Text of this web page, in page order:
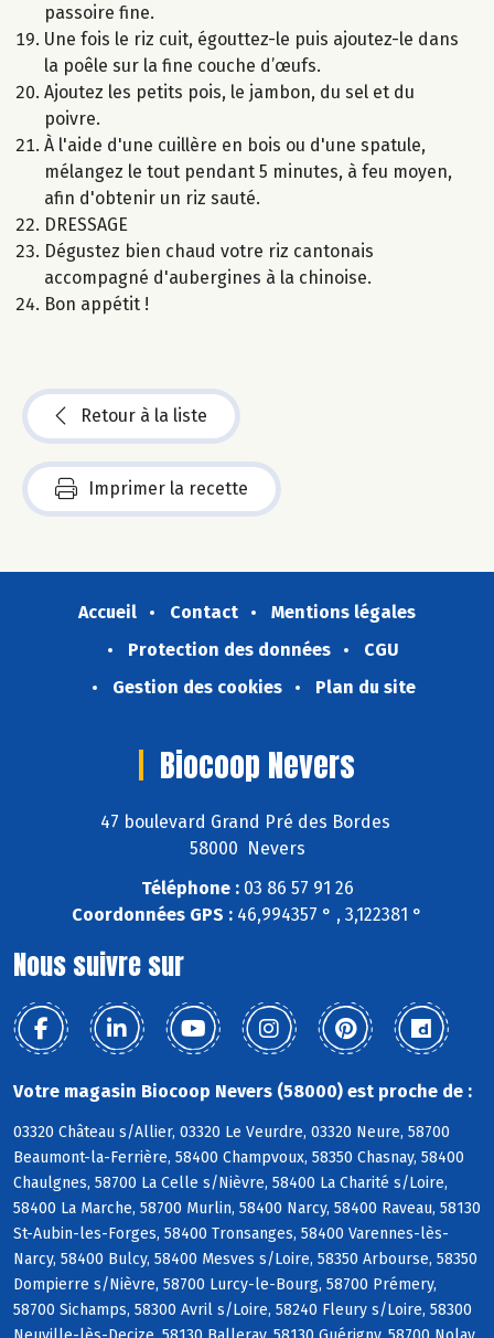
passoire fine.
Une fois le riz cuit, égouttez-le puis ajoutez-le dans
la poêle sur la fine couche d’œufs.
Ajoutez les petits pois, le jambon, du sel et du
poivre.
À l'aide d'une cuillère en bois ou d'une spatule,
mélangez le tout pendant 5 minutes, à feu moyen,
afin d'obtenir un riz sauté.
DRESSAGE
Dégustez bien chaud votre riz cantonais
accompagné d'aubergines à la chinoise.
Bon appétit !
Retour à la liste
Imprimer la recette
Accueil Contact
Mentions légales
Protection des données
CGU
Gestion des cookies
Plan du site
Biocoop Nevers
47 boulevard Grand Pré des Bordes
58000 Nevers
Téléphone :03 86 57 91 26
Coordonnées GPS : 46,994357 ° , 3,122381 °
Nous suivre sur
Votre magasin Biocoop Nevers (58000) est proche de :
03320 Château s/Allier, 03320 Le Veurdre, 03320 Neure, 58700
Beaumont-la-Ferrière, 58400 Champvoux, 58350 Chasnay, 58400
Chaulgnes, 58700 La Celle s/Nièvre, 58400 La Charité s/Loire,
58400 La Marche, 58700 Murlin, 58400 Narcy, 58400 Raveau, 58130
St-Aubin-les-Forges, 58400 Tronsanges, 58400 Varennes-lès-
Narcy, 58400 Bulcy, 58400 Mesves s/Loire, 58350 Arbourse, 58350
Dompierre s/Nièvre, 58700 Lurcy-le-Bourg, 58700 Prémery,
58700 Sichamps, 58300 Avril s/Loire, 58240 Fleury s/Loire, 58300